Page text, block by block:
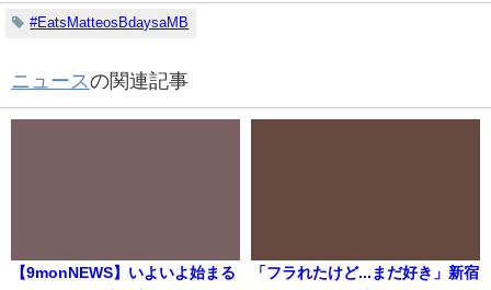
#EatsMatteosBdaysaMB
ニュースの関連記事
【9monNEWS】いよいよ始まる 「フラれたけど...まだ好き」新宿